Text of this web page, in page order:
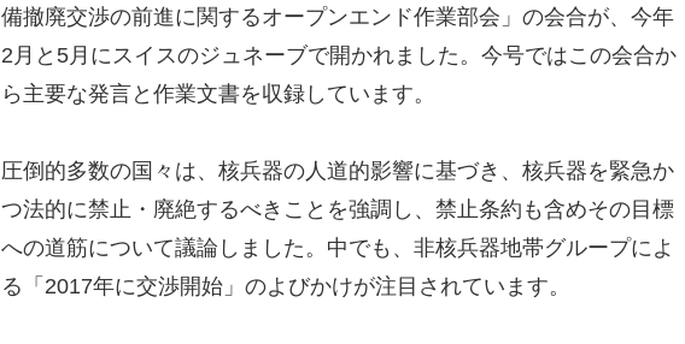
備撤廃交渉の前進に関するオープンエンド作業部会」の会合が、今年
2月と5月にスイスのジュネーブで開かれました。今号ではこの会合か
ら主要な発言と作業文書を収録しています。
圧倒的多数の国々は、核兵器の人道的影響に基づき、核兵器を緊急か
つ法的に禁止・廃絶するべきことを強調し、禁止条約も含めその目標
への道筋について議論しました。中でも、非核兵器地帯グループによ
る「2017年に交渉開始」のよびかけが注目されています。